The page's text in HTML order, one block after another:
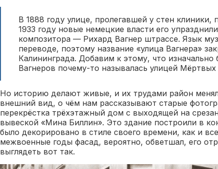
В 1888 году улице, пролегавшей у стен клиники,
1933 году новые немецкие власти его
композитора — Рихард Вагнер штрассе. Язык
переводе, поэтому название «улица Вагнера»
Калининграда. Добавим к этому, что изначально
Вагнеров почему-то называлась улицей
Но историю делают живые, и их трудами район
внешний вид, о чём нам рассказывают старые
перекрёстка трёхэтажный дом с выходящей на
вывеской «Мина Биллин». Это здание построили в
было декорировано в стиле своего времени, как и
межвоенные годы фасад, вероятно, обветшал, его
выглядеть вот так.